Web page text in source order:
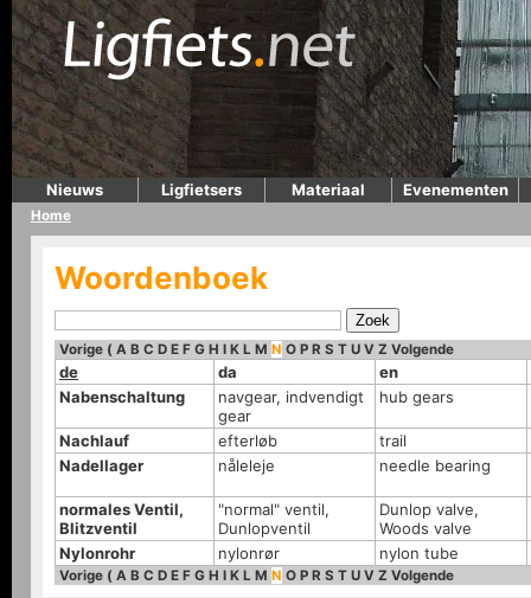
Nieuws Ligfietsers Materiaal Evenementen
Home
Woordenboek
Vorige ( A B C D E F G H I K L M N O P R S T U V Z Volgende
de da
en
Nabenschaltung
navgear, indvendigt
gear
hub gears
Nachlauf efterløb
trail
Nadellager
nåleleje needle bearing
normales Ventil,
Blitzventil
"normal" ventil,
Dunlopventil
Dunlop valve,
Woods valve
Nylonrohr
nylonrør nylon tube
Vorige ( A B C D E F G H I K L M N O P R S T U V Z Volgende